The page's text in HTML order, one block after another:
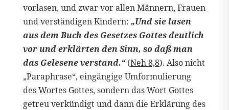
vorlasen, und zwar vor allen Männern, Frauen
und verständigen Kindern: „Und sie lasen
aus dem Buch des Gesetzes Gottes deutlich
vor und erklärten den Sinn, so daß man
das Gelesene verstand.“(Neh 8,8). Also nicht
„Paraphrase“, eingängige Umformulierung
des Wortes Gottes, sondern das Wort Gottes
getreu verkündigt und dann die Erklärung des